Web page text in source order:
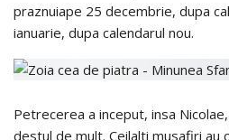
praznuiape 25 decembrie, dupa
ianuarie, dupa calendarul nou.
Petrecerea a inceput, insa
destul de mult. Ceilalti musafiri au